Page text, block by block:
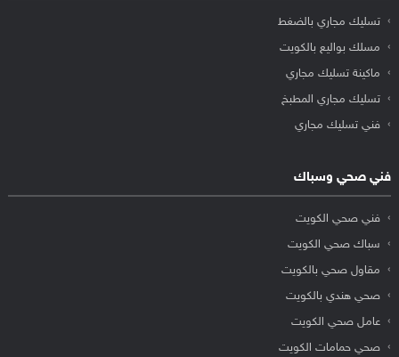
تسليك مجاري بالضغط
مسلك بواليع بالكويت
ماكينة تسليك مجاري
تسليك مجاري المطبخ
فني تسليك مجاري
فني صحي وسباك
فني صحي الكويت
سباك صحي الكويت
مقاول صحي بالكويت
صحي هندي بالكويت
عامل صحي الكويت
صحي حمامات الكويت